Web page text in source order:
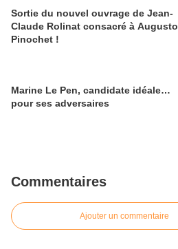
Sortie du nouvel ouvrage de Jean-
Claude Rolinat consacré à Augusto
Pinochet !
Marine Le Pen, candidate idéale…
pour ses adversaires
Commentaires
Ajouter un commentaire